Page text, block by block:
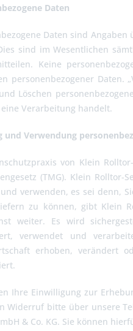
Daten
Daten sind
sind im Wesentlichen
Keine
personenbezogener Daten.
Löschen
Verarbeitung handelt.
und Verwendung
von Klein
(TMG). Klein
verwenden, es sei denn,
zu können, gibt Klein
weiter. Es wird
verwendet und
erhoben, verändert
Ihre Einwilligung zur
Widerruf bitte über unsere
& Co. KG. Sie können